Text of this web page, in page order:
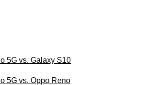
5G vs. Galaxy S10
5G vs. Oppo Reno